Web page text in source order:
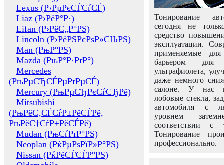
Lexus (Р›РµРєСЃСѓСЃ)
Liaz (Р›РёР°Р·)
Lifan (Р›РёС„Р°РЅ)
Lincoln (Р›РёРЅРєРѕР»СЊРЅ)
Man (РњР°РЅ)
Mazda (РњР°Р·РґР°)
Mercedes
(РњРµСЂСЃРµРґРµСЃ)
Mercury (РњРµСЂРєСѓСЂРё)
Mitsubishi
(РњРёС‚СЃСѓР±РёСЃРё,
РњРёС†СѓР±РёСЃРё)
Mudan (РњСѓРґР°РЅ)
Neoplan (РќРµРѕРїР»Р°РЅ)
Nissan (РќРёСЃСЃР°РЅ)
Тонирование
сегодня не
средство
эксплуатации.
применяемые
барьером для
ультрафиолета,
даже немного
салоне. У нас
лобовые стекла,
автомобиля с
уровнем
соответствии с
Тонирование
профессионально.